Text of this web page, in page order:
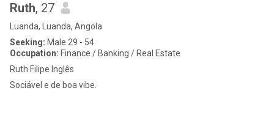
Ruth, 27
Luanda, Luanda, Angola
Seeking: Male 29 - 54
Occupation: Finance / Banking / Real Estate
Ruth Filipe Inglês
Sociável e de boa vibe.